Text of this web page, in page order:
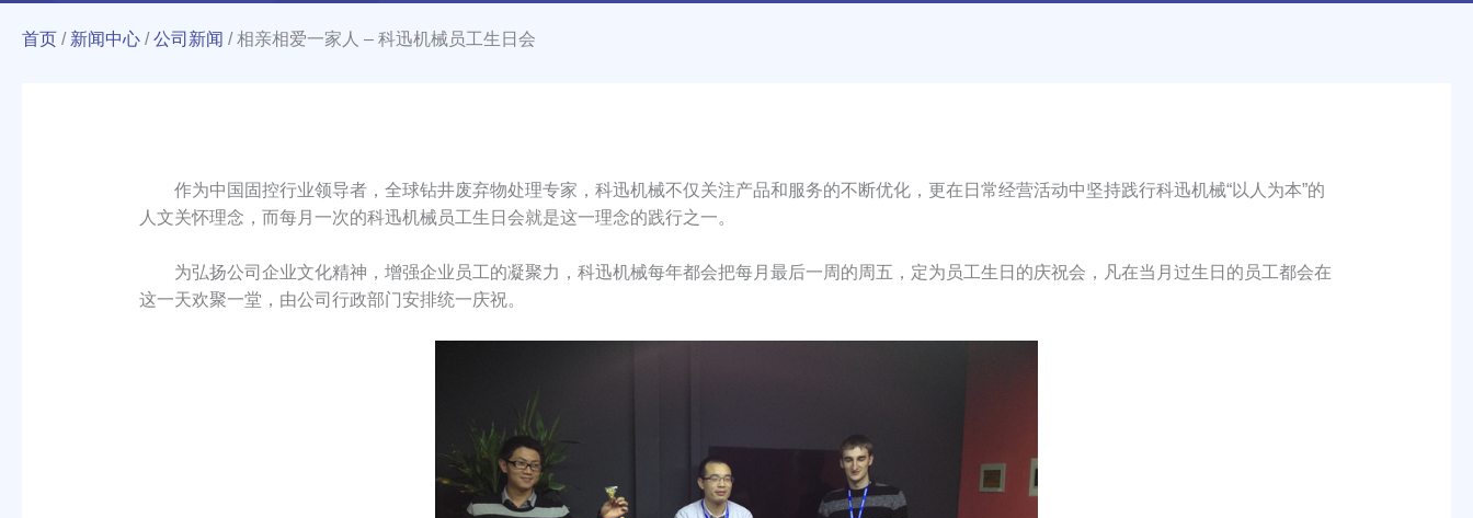
首页 / 新闻中心 /公司新闻 /相亲相爱一家人 – 科迅机械员工生日会
作为中国固控行业领导者，全球钻井废弃物处理专家，科迅机械不仅关注产品和服务的不断优化，更在日常经营活动中坚持践行科迅机械“以人为本”的
人文关怀理念，而每月一次的科迅机械员工生日会就是这一理念的践行之一。
为弘扬公司企业文化精神，增强企业员工的凝聚力，科迅机械每年都会把每月最后一周的周五，定为员工生日的庆祝会，凡在当月过生日的员工都会在
这一天欢聚一堂，由公司行政部门安排统一庆祝。